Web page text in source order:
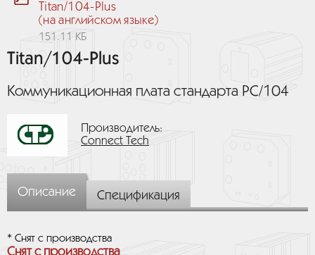
Titan/104-Plus
(на английском языке)
151.11 КБ
Titan/104-Plus
Коммуникационная плата стандарта PC/104
Производитель:
Connect Tech
Описание Спецификация
* Снят с производства
Снят с производства